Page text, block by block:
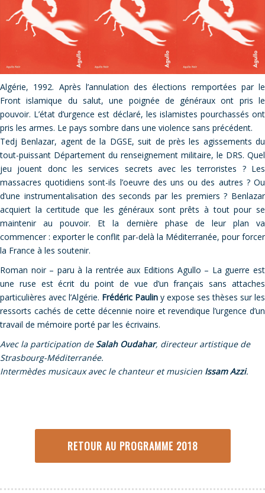
Algérie, 1992. Après l’annulation des élections remportées par le
Front islamique du salut, une poignée de généraux ont pris le
pouvoir. L’état d’urgence est déclaré, les islamistes pourchassés ont
pris les armes. Le pays sombre dans une violence sans précédent.
Tedj Benlazar, agent de la DGSE, suit de près les agissements du
tout-puissant Département du renseignement militaire, le DRS. Quel
jeu jouent donc les services secrets avec les terroristes ? Les
massacres quotidiens sont-ils l’oeuvre des uns ou des autres ? Ou
d’une instrumentalisation des seconds par les premiers ? Benlazar
acquiert la certitude que les généraux sont prêts à tout pour se
maintenir au pouvoir. Et la dernière phase de leur plan va
commencer : exporter le conflit par-delà la Méditerranée, pour forcer
la France à les soutenir.
Roman noir – paru à la rentrée aux Editions Agullo – La guerre est
une ruse est écrit du point de vue d’un français sans attaches
particulières avec l’Algérie. Frédéric Paulin y expose ses thèses sur les
ressorts cachés de cette décennie noire et revendique l’urgence d’un
travail de mémoire porté par les écrivains.
Avec la participation de Salah Oudahar, directeur artistique de
Strasbourg-Méditerranée.
Intermèdes musicaux avec le chanteur et musicien Issam Azzi.
RETOUR AU PROGRAMME 2018